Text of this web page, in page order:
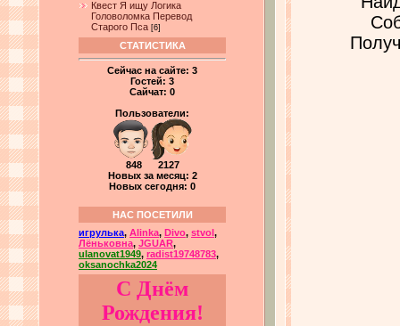
Квест Я ищу Логика
Головоломка Перевод
Старого Пса [6]
СТАТИСТИКА
Сейчас на сайте: 3
Гостей: 3
Сайчат: 0
Пользователи:
848 2127
Новых за месяц: 2
Новых сегодня: 0
НАС ПОСЕТИЛИ
игрулька, Alinka, Divo, stvol ,
Лёньковна, JGUAR,
ulanovat1949, radist19748783,
oksanochka2024
С Днём
Рождения!